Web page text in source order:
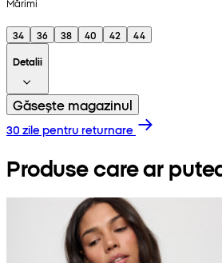
Mărimi
34 36 38 40 42
44
Detalii
Găsește magazinul
30 zile pentru returnare
Produse care ar